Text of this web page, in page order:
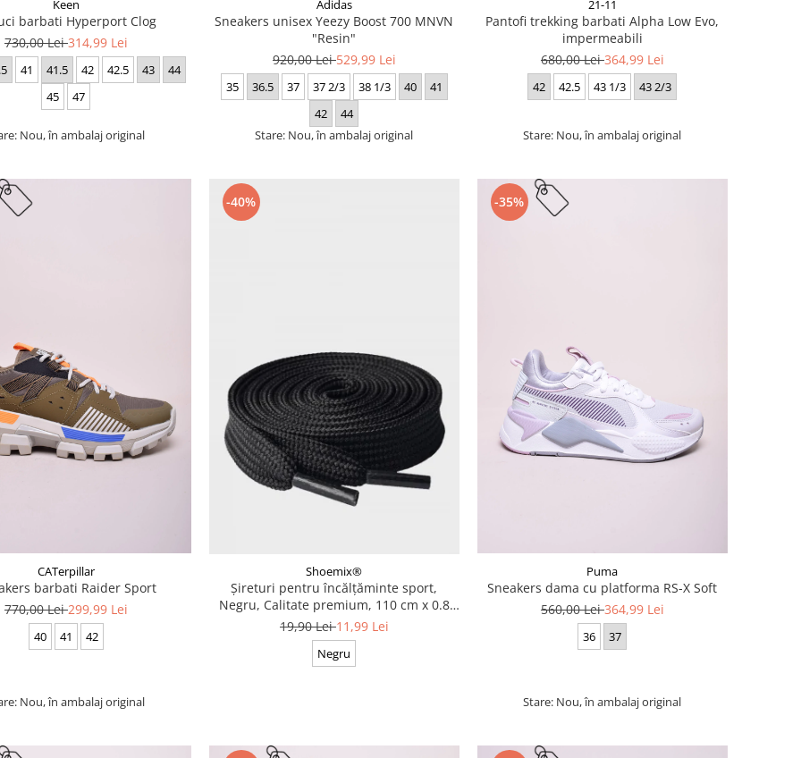
Keen
barbati Hyperport Clog
730,00 Lei314,99 Lei
41 41.5 42 42.5 43
44
45
47
Nou, în ambalaj original
Adidas
Sneakers unisex Yeezy Boost 700 MNVN
"Resin"
920,00 Lei529,99 Lei
35 36.5 37 37 2/3 38 1/3 40
41
42
44
Stare: Nou, în ambalaj original
21-11
Pantofi trekking barbati Alpha Low Evo,
impermeabili
680,00 Lei364,99 Lei
42 42.5 43 1/3 43 2/3
Stare: Nou, în ambalaj original
CATerpillar
barbati Raider Sport
770,00 Lei299,99 Lei
40 41 42
Nou, în ambalaj original
-40%
Shoemix®
Șireturi pentru încălțăminte sport,
Negru, Calitate premium, 110 cm x 0.8
cm
19,90 Lei11,99 Lei
Negru
-35%
Puma
Sneakers dama cu platforma RS-X Soft
560,00 Lei364,99 Lei
36 37
Stare: Nou, în ambalaj original